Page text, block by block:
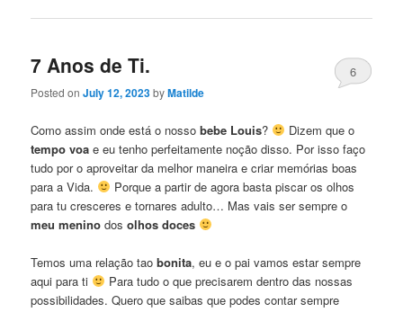
7 Anos de Ti.
Posted onJuly 12, 2023byMatilde
6
Como assim onde está o nossobebe Louis?
Dizem que o
tempo voa e eu tenho perfeitamente noção disso. Por isso faço
tudo por o aproveitar da melhor maneira e criar memórias boas
para a Vida.
Porque a partir de agora basta piscar os olhos
para tu cresceres e tornares adulto… Mas vais ser sempre o
meu menino dosolhos doces
Temos uma relação taobonita, eu e o pai vamos estar sempre
aqui para ti
Para tudo o que precisarem dentro das nossas
possibilidades. Quero que saibas que podes contar sempre